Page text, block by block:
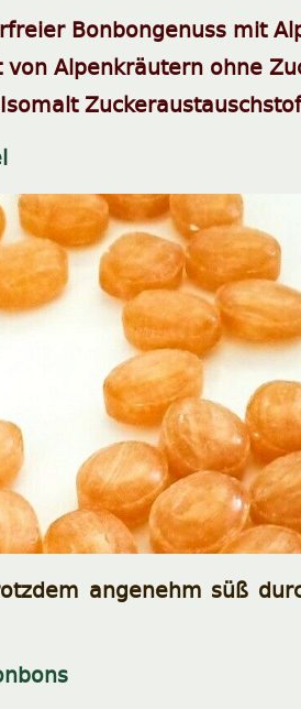
Bonbongenuss mit
von Alpenkräutern ohne
angenehm süß